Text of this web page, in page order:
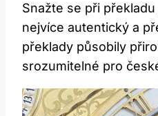
Snažte se při
nejvíce autentický a
překlady působily
srozumitelné pro